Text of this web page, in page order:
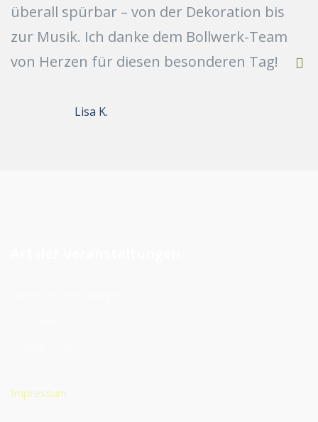
überall spürbar – von der Dekoration bis
zur Musik. Ich danke dem Bollwerk-Team
von Herzen für diesen besonderen Tag!
Lisa K.
Impressum